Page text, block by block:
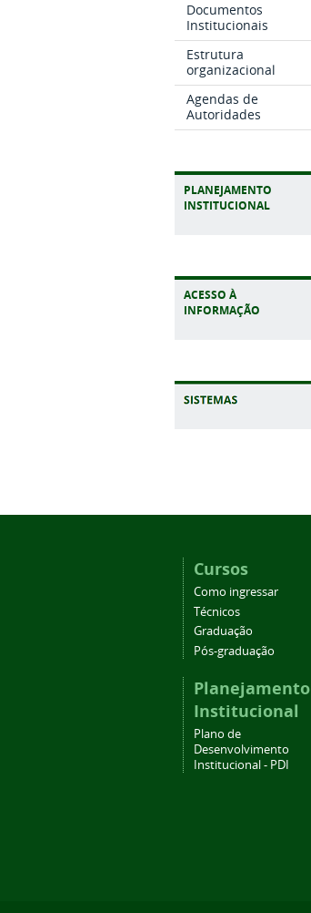
Documentos
Institucionais
Estrutura
organizacional
Agendas de
Autoridades
PLANEJAMENTO
INSTITUCIONAL
ACESSO À
INFORMAÇÃO
Cursos
Como ingressar
Técnicos
Graduação
Pós-graduação
Planejamento
Institucional
Plano de
Desenvolvimento
Institucional - PDI